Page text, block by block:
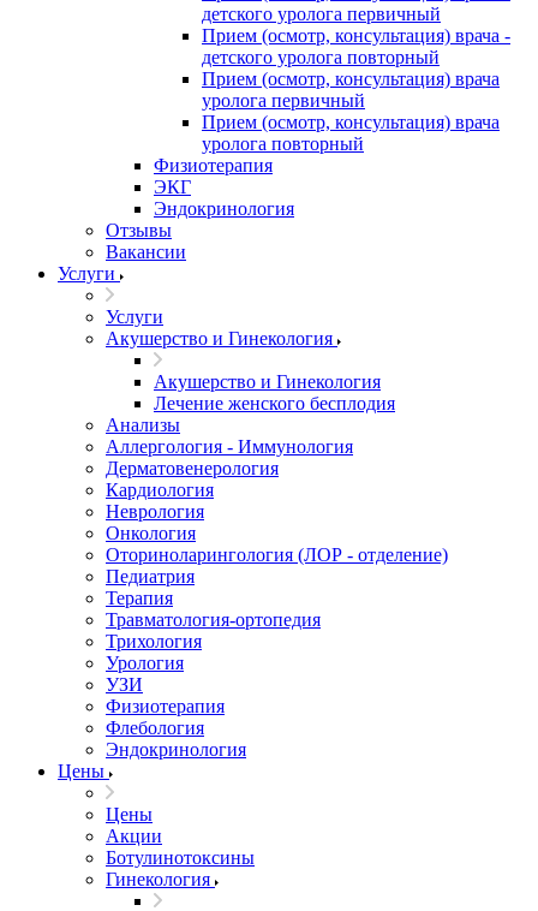
детского уролога первичный
Прием (осмотр, консультация) врача -
детского уролога повторный
Прием (осмотр, консультация) врача
уролога первичный
Прием (осмотр, консультация) врача
уролога повторный
Физиотерапия
ЭКГ
Эндокринология
Отзывы
Вакансии
Услуги
Услуги
Акушерство и Гинекология
Акушерство и Гинекология
Лечение женского бесплодия
Анализы
Аллергология - Иммунология
Дерматовенерология
Кардиология
Неврология
Онкология
Оториноларингология (ЛОР - отделение)
Педиатрия
Терапия
Травматология-ортопедия
Трихология
Урология
УЗИ
Физиотерапия
Флебология
Эндокринология
Цены
Цены
Акции
Ботулинотоксины
Гинекология